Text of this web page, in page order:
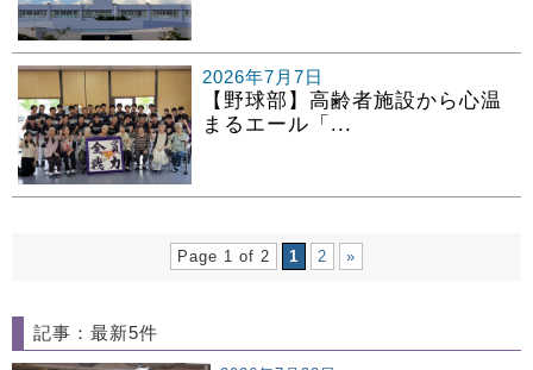
2026年7月7日
【野球部】高齢者施設から心温
まるエール「...
Page 1 of 2 1 2 »
記事：最新5件